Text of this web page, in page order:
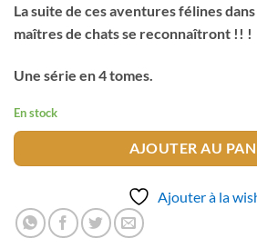
La suite de ces aventures félines
maîtres de chats se reconnaîtront !! !
Une série en 4 tomes.
En stock
AJOUTER AU
Ajouter à la